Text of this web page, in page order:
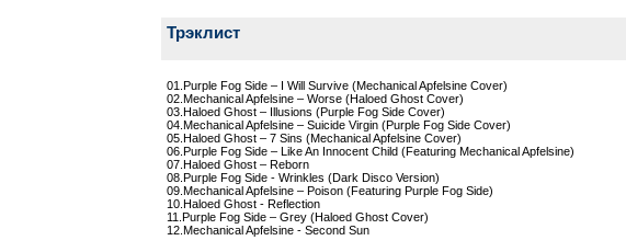
Трэклист
01.Purple Fog Side – I Will Survive (Mechanical Apfelsine Cover)
02.Mechanical Apfelsine – Worse (Haloed Ghost Cover)
03.Haloed Ghost – Illusions (Purple Fog Side Cover)
04.Mechanical Apfelsine – Suicide Virgin (Purple Fog Side Cover)
05.Haloed Ghost – 7 Sins (Mechanical Apfelsine Cover)
06.Purple Fog Side – Like An Innocent Child (Featuring Mechanical Apfelsine)
07.Haloed Ghost – Reborn
08.Purple Fog Side - Wrinkles (Dark Disco Version)
09.Mechanical Apfelsine – Poison (Featuring Purple Fog Side)
10.Haloed Ghost - Reflection
11.Purple Fog Side – Grey (Haloed Ghost Cover)
12.Mechanical Apfelsine - Second Sun